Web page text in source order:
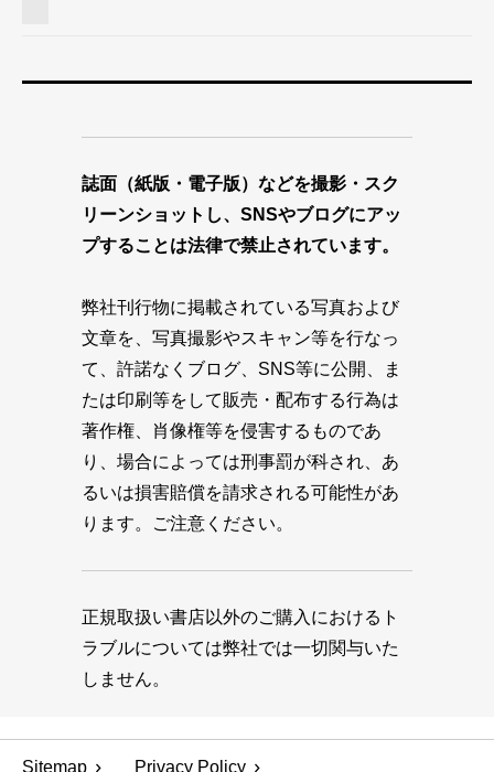
誌面（紙版・電子版）などを撮影・スク
リーンショットし、SNSやブログにアッ
プすることは法律で禁止されています。
弊社刊行物に掲載されている写真および
文章を、写真撮影やスキャン等を行なっ
て、許諾なくブログ、SNS等に公開、ま
たは印刷等をして販売・配布する行為は
著作権、肖像権等を侵害するものであ
り、場合によっては刑事罰が科され、あ
るいは損害賠償を請求される可能性があ
ります。ご注意ください。
正規取扱い書店以外のご購入におけるト
ラブルについては弊社では一切関与いた
しません。
Sitemap Privacy Policy